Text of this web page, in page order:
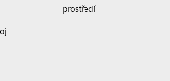
prostředí